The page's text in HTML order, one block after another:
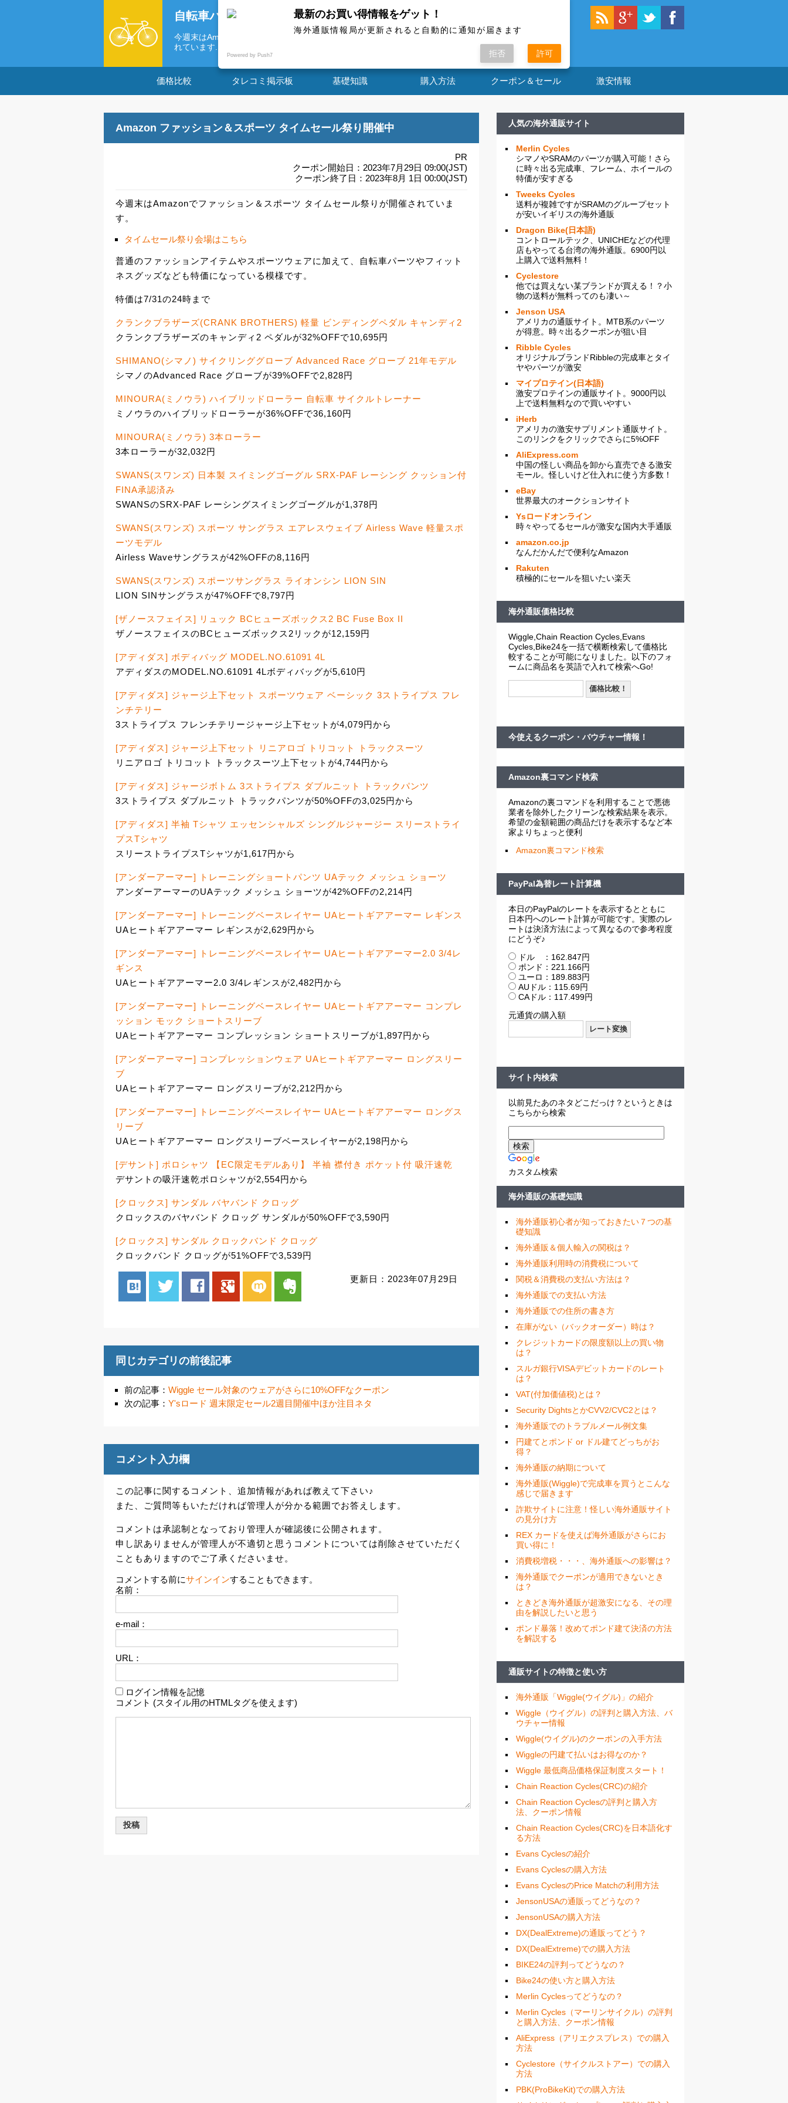
自転車パーツの海外通販情報局
今週末はAmazonでファッション＆スポーツ タイムセール祭りが開催さ
れています...
価格比較 タレコミ掲示板 基礎知識 購入方法 クーポン＆セール 激安情報
Amazon ファッション＆スポーツ タイムセール祭り開催中
PR
クーポン開始日：2023年7月29日 09:00(JST)
クーポン終了日：2023年8月 1日 00:00(JST)
今週末はAmazonでファッション＆スポーツ タイムセール祭りが開催されていま
す。
タイムセール祭り会場はこちら
普通のファッションアイテムやスポーツウェアに加えて、自転車パーツやフィット
ネスグッズなども特価になっている模様です。
特価は7/31の24時まで
クランクブラザーズ(CRANK BROTHERS) 軽量 ビンディングペダル キャンディ2
クランクブラザーズのキャンディ2 ペダルが32%OFFで10,695円
SHIMANO(シマノ) サイクリンググローブ Advanced Race グローブ 21年モデル
シマノのAdvanced Race グローブが39%OFFで2,828円
MINOURA(ミノウラ) ハイブリッドローラー 自転車 サイクルトレーナー
ミノウラのハイブリッドローラーが36%OFFで36,160円
MINOURA(ミノウラ) 3本ローラー
3本ローラーが32,032円
SWANS(スワンズ) 日本製 スイミングゴーグル SRX-PAF レーシング クッション付
FINA承認済み
SWANSのSRX-PAF レーシングスイミングゴーグルが1,378円
SWANS(スワンズ) スポーツ サングラス エアレスウェイブ Airless Wave 軽量スポ
ーツモデル
Airless Waveサングラスが42%OFFの8,116円
SWANS(スワンズ) スポーツサングラス ライオンシン LION SIN
LION SINサングラスが47%OFFで8,797円
[ザノースフェイス] リュック BCヒューズボックス2 BC Fuse Box II
ザノースフェイスのBCヒューズボックス2リックが12,159円
[アディダス] ボディバッグ MODEL.NO.61091 4L
アディダスのMODEL.NO.61091 4Lボディバッグが5,610円
[アディダス] ジャージ上下セット スポーツウェア ベーシック 3ストライプス フレ
ンチテリー
3ストライプス フレンチテリージャージ上下セットが4,079円から
[アディダス] ジャージ上下セット リニアロゴ トリコット トラックスーツ
リニアロゴ トリコット トラックスーツ上下セットが4,744円から
[アディダス] ジャージボトム 3ストライプス ダブルニット トラックパンツ
3ストライプス ダブルニット トラックパンツが50%OFFの3,025円から
[アディダス] 半袖 Tシャツ エッセンシャルズ シングルジャージー スリーストライ
プスTシャツ
スリーストライプスTシャツが1,617円から
[アンダーアーマー] トレーニングショートパンツ UAテック メッシュ ショーツ
アンダーアーマーのUAテック メッシュ ショーツが42%OFFの2,214円
[アンダーアーマー] トレーニングベースレイヤー UAヒートギアアーマー レギンス
UAヒートギアアーマー レギンスが2,629円から
[アンダーアーマー] トレーニングベースレイヤー UAヒートギアアーマー2.0 3/4レ
ギンス
UAヒートギアアーマー2.0 3/4レギンスが2,482円から
[アンダーアーマー] トレーニングベースレイヤー UAヒートギアアーマー コンプレ
ッション モック ショートスリーブ
UAヒートギアアーマー コンプレッション ショートスリーブが1,897円から
[アンダーアーマー] コンプレッションウェア UAヒートギアアーマー ロングスリー
ブ
UAヒートギアアーマー ロングスリーブが2,212円から
[アンダーアーマー] トレーニングベースレイヤー UAヒートギアアーマー ロングス
リーブ
UAヒートギアアーマー ロングスリーブベースレイヤーが2,198円から
[デサント] ポロシャツ 【EC限定モデルあり】 半袖 襟付き ポケット付 吸汗速乾
デサントの吸汗速乾ポロシャツが2,554円から
[クロックス] サンダル バヤバンド クロッグ
クロックスのバヤバンド クロッグ サンダルが50%OFFで3,590円
[クロックス] サンダル クロックバンド クロッグ
クロックバンド クロッグが51%OFFで3,539円
hatenabookmark twitter facebook google mixi evernote 更新日：2023年07月29日
同じカテゴリの前後記事
前の記事： Wiggle セール対象のウェアがさらに10%OFFなクーポン
次の記事： Y'sロード 週末限定セール2週目開催中ほか注目ネタ
コメント入力欄
この記事に関するコメント、追加情報があれば教えて下さい♪
また、ご質問等もいただければ管理人が分かる範囲でお答えします。
コメントは承認制となっており管理人が確認後に公開されます。
申し訳ありませんが管理人が不適切と思うコメントについては削除させていただく
こともありますのでご了承くださいませ。
コメントする前にサインインすることもできます。
名前：
e-mail：
URL：
ログイン情報を記憶
コメント (スタイル用のHTMLタグを使えます)
人気の海外通販サイト
Merlin Cycles
シマノやSRAMのパーツが購入可能！さら
に時々出る完成車、フレーム、ホイールの
特価が安すぎる
Tweeks Cycles
送料が複雑ですがSRAMのグループセット
が安いイギリスの海外通販
Dragon Bike(日本語)
コントロールテック、UNICHEなどの代理
店もやってる台湾の海外通販。6900円以
上購入で送料無料！
Cyclestore
他では買えない某ブランドが買える！？小
物の送料が無料ってのも凄い～
Jenson USA
アメリカの通販サイト。MTB系のパーツ
が得意。時々出るクーポンが狙い目
Ribble Cycles
オリジナルブランドRibbleの完成車とタイ
ヤやパーツが激安
マイプロテイン(日本語)
激安プロテインの通販サイト。9000円以
上で送料無料なので買いやすい
iHerb
アメリカの激安サプリメント通販サイト。
このリンクをクリックでさらに5%OFF
AliExpress.com
中国の怪しい商品を卸から直売できる激安
モール。怪しいけど仕入れに使う方多数！
eBay
世界最大のオークションサイト
Ysロードオンライン
時々やってるセールが激安な国内大手通販
amazon.co.jp
なんだかんだで便利なAmazon
Rakuten
積極的にセールを狙いたい楽天
海外通販価格比較
Wiggle,Chain Reaction Cycles,Evans
Cycles,Bike24を一括で横断検索して価格比
較することが可能になりました。以下のフォ
ームに商品名を英語で入れて検索へGo!
今使えるクーポン・バウチャー情報！
Amazon裏コマンド検索
Amazonの裏コマンドを利用することで悪徳
業者を除外したクリーンな検索結果を表示。
希望の金額範囲の商品だけを表示するなど本
家よりちょっと便利
Amazon裏コマンド検索
PayPal為替レート計算機
本日のPayPalのレートを表示するとともに
日本円へのレート計算が可能です。実際のレ
ートは決済方法によって異なるので参考程度
にどうぞ♪
ドル ：162.847円
ポンド：221.166円
ユーロ：189.883円
AUドル：115.69円
CAドル：117.499円
元通貨の購入額
サイト内検索
以前見たあのネタどこだっけ？というときは
こちらから検索
カスタム検索
海外通販の基礎知識
海外通販初心者が知っておきたい７つの基
礎知識
海外通販＆個人輸入の関税は？
海外通販利用時の消費税について
関税＆消費税の支払い方法は？
海外通販での支払い方法
海外通販での住所の書き方
在庫がない（バックオーダー）時は？
クレジットカードの限度額以上の買い物
は？
スルガ銀行VISAデビットカードのレート
は？
VAT(付加価値税)とは？
Security DightsとかCVV2/CVC2とは？
海外通販でのトラブルメール例文集
円建てとポンド or ドル建てどっちがお
得？
海外通販の納期について
海外通販(Wiggle)で完成車を買うとこんな
感じで届きます
詐欺サイトに注意！怪しい海外通販サイト
の見分け方
REX カードを使えば海外通販がさらにお
買い得に！
消費税増税・・・、海外通販への影響は？
海外通販でクーポンが適用できないとき
は？
ときどき海外通販が超激安になる、その理
由を解説したいと思う
ポンド暴落！改めてポンド建て決済の方法
を解説する
通販サイトの特徴と使い方
海外通販「Wiggle(ウイグル)」の紹介
Wiggle（ウイグル）の評判と購入方法、バ
ウチャー情報
Wiggle(ウイグル)のクーポンの入手方法
Wiggleの円建て払いはお得なのか？
Wiggle 最低商品価格保証制度スタート！
Chain Reaction Cycles(CRC)の紹介
Chain Reaction Cyclesの評判と購入方
法、クーポン情報
Chain Reaction Cycles(CRC)を日本語化す
る方法
Evans Cyclesの紹介
Evans Cyclesの購入方法
Evans CyclesのPrice Matchの利用方法
JensonUSAの通販ってどうなの？
JensonUSAの購入方法
DX(DealExtreme)の通販ってどう？
DX(DealExtreme)での購入方法
BIKE24の評判ってどうなの？
Bike24の使い方と購入方法
Merlin Cyclesってどうなの？
Merlin Cycles（マーリンサイクル）の評判
と購入方法、クーポン情報
AliExpress（アリエクスプレス）での購入
方法
Cyclestore（サイクルストアー）での購入
方法
PBK(ProBikeKit)での購入方法
最新のお買い得情報をゲット！
海外通販情報局が更新されると自動的に通知が届きます
Powered by Push7 拒否 許可